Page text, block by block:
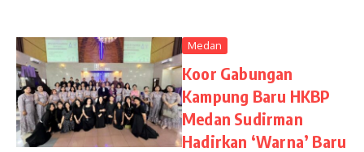
Medan
Koor Gabungan
Kampung Baru HKBP
Medan Sudirman
Hadirkan ‘Warna’ Baru